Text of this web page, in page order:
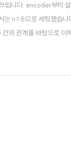
니다. encoder부터 살
는 n=6으로 세팅했습
의 관계를 바탕으로 이